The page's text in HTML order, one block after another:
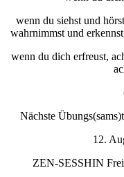
wenn du siehst und
wahrnimmst und
wenn du dich erfreust,
Nächste
12.
ZEN-SESSHIN